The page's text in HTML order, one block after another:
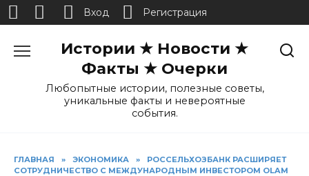
Истории ★ Новости ★
Факты ★ Очерки
Любопытные истории, полезные советы,
уникальные факты и невероятные
события.
ГЛАВНАЯ » ЭКОНОМИКА »
РОССЕЛЬХОЗБАНК РАСШИРЯЕТ
СОТРУДНИЧЕСТВО С МЕЖДУНАРОДНЫМ ИНВЕСТОРОМ OLAM
Вход Регистрация